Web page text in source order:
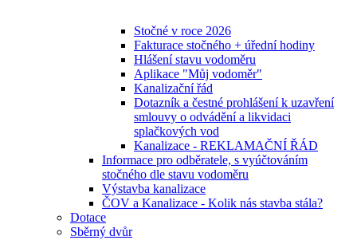
Stočné v roce 2026
Fakturace stočného + úřední hodiny
Hlášení stavu vodoměru
Aplikace "Můj vodoměr"
Kanalizační řád
Dotazník a čestné prohlášení k uzavření
smlouvy o odvádění a likvidaci
splačkových vod
Kanalizace - REKLAMAČNÍ ŘÁD
Informace pro odběratele, s vyúčtováním
stočného dle stavu vodoměru
Výstavba kanalizace
ČOV a Kanalizace - Kolik nás stavba stála?
Dotace
Sběrný dvůr